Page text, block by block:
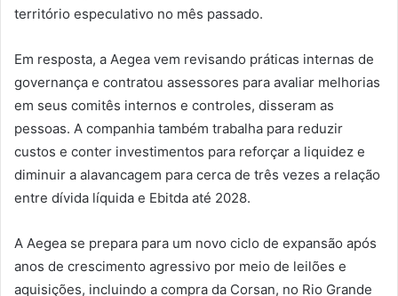
território especulativo no mês passado.
Em resposta, a Aegea vem revisando práticas internas de
governança e contratou assessores para avaliar melhorias
em seus comitês internos e controles, disseram as
pessoas. A companhia também trabalha para reduzir
custos e conter investimentos para reforçar a liquidez e
diminuir a alavancagem para cerca de três vezes a relação
entre dívida líquida e Ebitda até 2028.
A Aegea se prepara para um novo ciclo de expansão após
anos de crescimento agressivo por meio de leilões e
aquisições, incluindo a compra da Corsan, no Rio Grande